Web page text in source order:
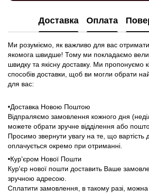
Доставка Оплата
Ми розуміємо, як важливо для вас
якомога швидше! Тому ми покладаємо
швидку та якісну доставку. Ми пропонуємо
способів доставки, щоб ви могли обрати
для вас:
•Доставка Новою Поштою
Відпраляємо замовлення кожного дня
можете обрати зручне відділення або
Просимо звернути увагу на те, що вартість
оплачується окремо при отриманні.
•Кур'єром Нової Пошти
Кур'єр нової пошти доставить Ваше
зручною адресою.
Сплатити замовлення, в такому разі,